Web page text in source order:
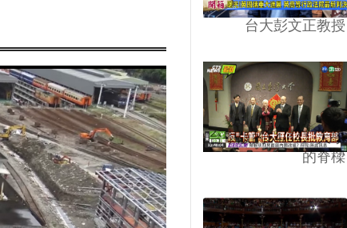
台大彭文正教授
台學版的54/64》大學
的脊樑